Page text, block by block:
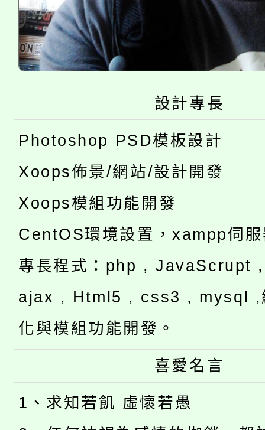
設計專長
Photoshop PSD模板設計
Xoops佈景/網站/設計開發
Xoops模組功能開發
CentOS環境設置，xampp伺
專長程式：php , JavaScrupt
ajax , Html5 , css3 , mysql ,
化與模組功能開發。
喜愛名言
1、求知若飢 虛懷若愚